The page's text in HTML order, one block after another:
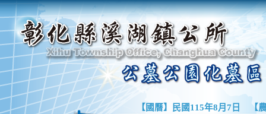
【國曆】 民國115年8月7日 【